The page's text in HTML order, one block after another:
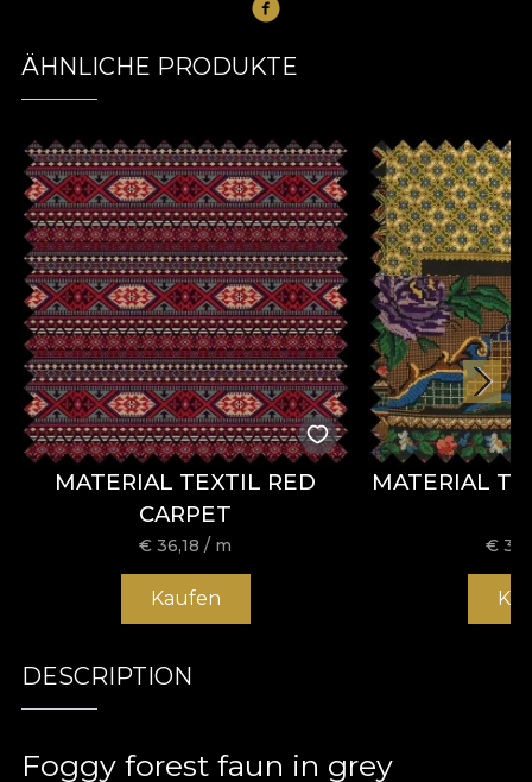
ÄHNLICHE PRODUKTE
MATERIAL TEXTIL RED
CARPET
€36,18 / m
Kaufen
MATERIAL
€
DESCRIPTION
Foggy forest faun in grey